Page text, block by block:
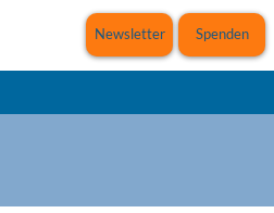
Spenden
Newsletter